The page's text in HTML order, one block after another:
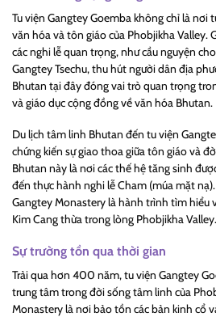
Tu viện Gangtey Goemba không chỉ là nơi
văn hóa và tôn giáo của Phobjikha Valley.
các nghi lễ quan trọng, như cầu nguyện
Gangtey Tsechu, thu hút người dân địa
Bhutan tại đây đóng vai trò quan trọng
và giáo dục cộng đồng về văn hóa Bhutan.
Du lịch tâm linh Bhutan đến tu viện
chứng kiến sự giao thoa giữa tôn giáo và
Bhutan này là nơi các thế hệ tăng sinh
đến thực hành nghi lễ Cham (múa mặt
Gangtey Monastery là hành trình tìm hiểu
Kim Cang thừa trong lòng Phobjikha Valley.
Sự trường tồn qua thời gian
Trải qua hơn 400 năm, tu viện Gangtey
trung tâm trong đời sống tâm linh của
Monastery là nơi bảo tồn các bản kinh cổ